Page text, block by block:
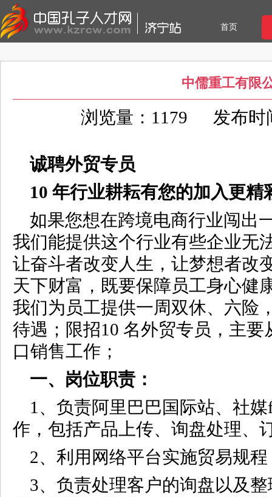
首页
中儒重工有限
浏览量：1179 发布时
诚聘外贸专员
10 年行业耕耘有您的加入更精
如果您想在跨境电商行业闯出
我们能提供这个行业有些企业无
让奋斗者改变人生，让梦想者改
天下财富，既要保障员工身心健
我们为员工提供一周双休、六险
待遇；限招10 名外贸专员，主
口销售工作；
一、岗位职责：
1、负责阿里巴巴国际站、社
作，包括产品上传、询盘处理、
2、利用网络平台实施贸易规
3、负责处理客户的询盘以及